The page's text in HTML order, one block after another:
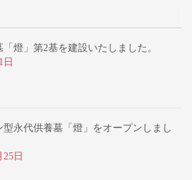
「燈」第2基を建設いたしました。
日
型永代供養墓「燈」をオープンしまし
25日